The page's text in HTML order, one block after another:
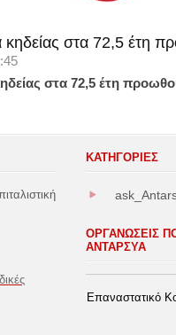
κηδείας στα 72,5 έτη
στα 72,5 έτη
ΚΑΤΗΓΟΡΊΕΣ
ΟΡΓΑΝΩΣΕΙΣ
ΑΝΤΑΡΣΥΑ
Επαναστατικό